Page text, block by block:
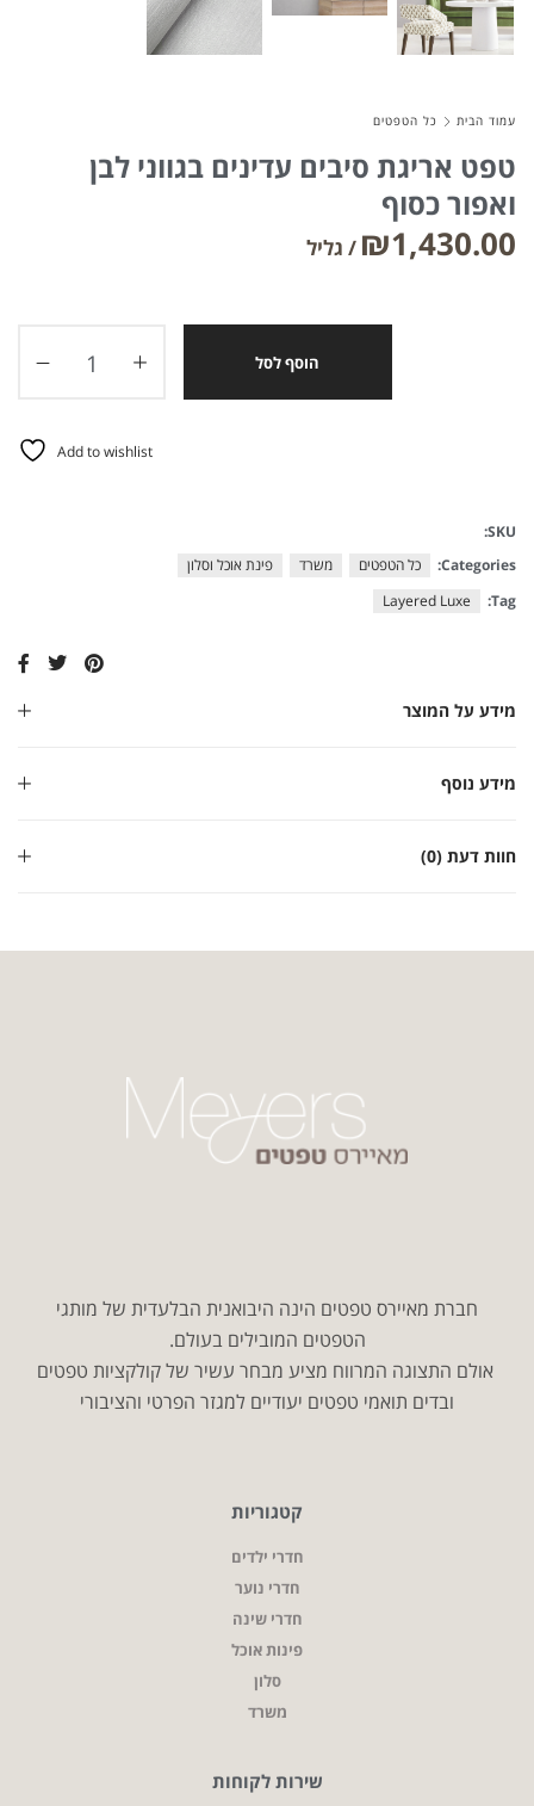
Community
Forums
Meetups
עמוד הבית כל הטפטים
טפט אריגת סיבים עדינים בגווני לבן
ואפור כסוף
₪1,430.00
הוסף לסל
Add to wishlist
מידע על המוצר
מידע נוסף
חוות דעת (0)
SKU:
Categories:
כל הטפטים משרד
פינת אוכל וסלון
Tag:
Layered Luxe
חברת מאיירס טפטים הינה היבואנית הבלעדית של מותגי
הטפטים המובילים בעולם.
אולם התצוגה המרווח מציע מבחר עשיר של קולקציות טפטים
ובדים תואמי טפטים יעודיים למגזר הפרטי והציבורי
קטגוריות
חדרי ילדים
חדרי נוער
חדרי שינה
פינות אוכל
סלון
משרד
שירות לקוחות